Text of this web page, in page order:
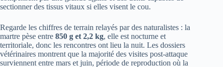
sectionner des tissus vitaux si elles visent le cou.
Regarde les chiffres de terrain relayés par des naturalistes : la
martre pèse entre 850 g et 2,2 kg, elle est nocturne et
territoriale, donc les rencontres ont lieu la nuit. Les dossiers
vétérinaires montrent que la majorité des visites post-attaque
surviennent entre mars et juin, période de reproduction où la